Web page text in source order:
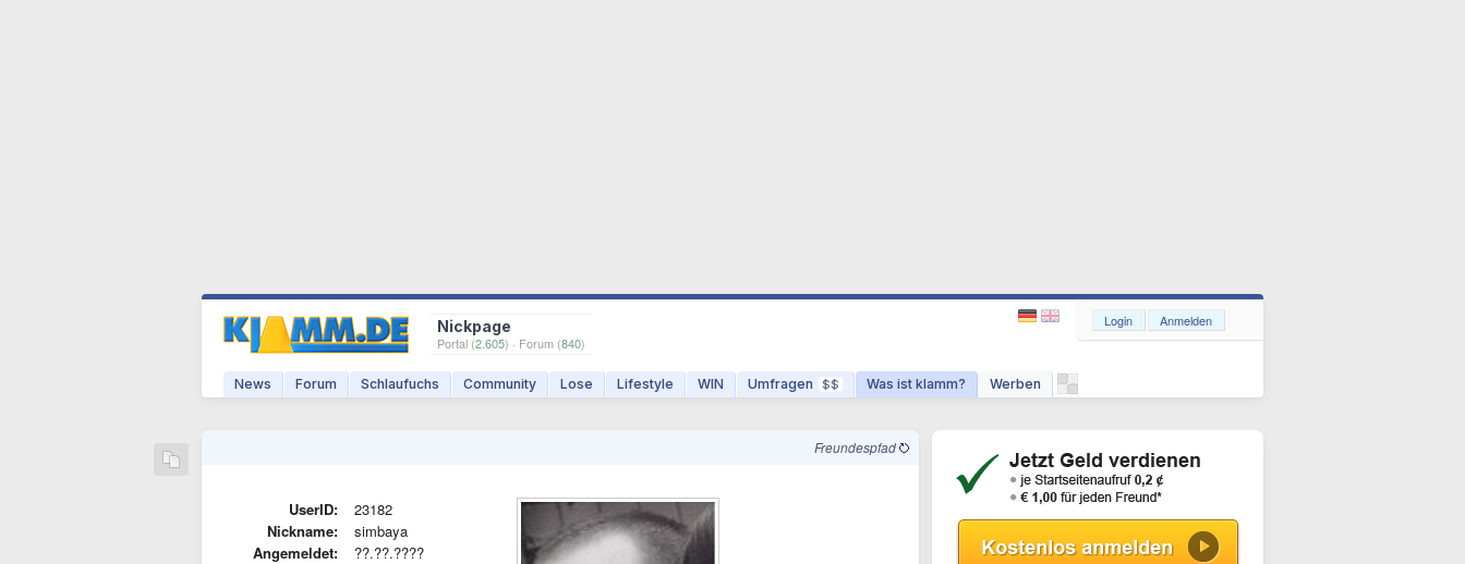
Nickpage
Portal (2.605) · Forum (840)
News Forum Schlaufuchs Community Lose Lifestyle WIN Umfragen $$ Was ist klamm? Werben
Login Anmelden
Freundespfad
UserID:
23182
Nickname:
simbaya
Angemeldet:
??.??.????